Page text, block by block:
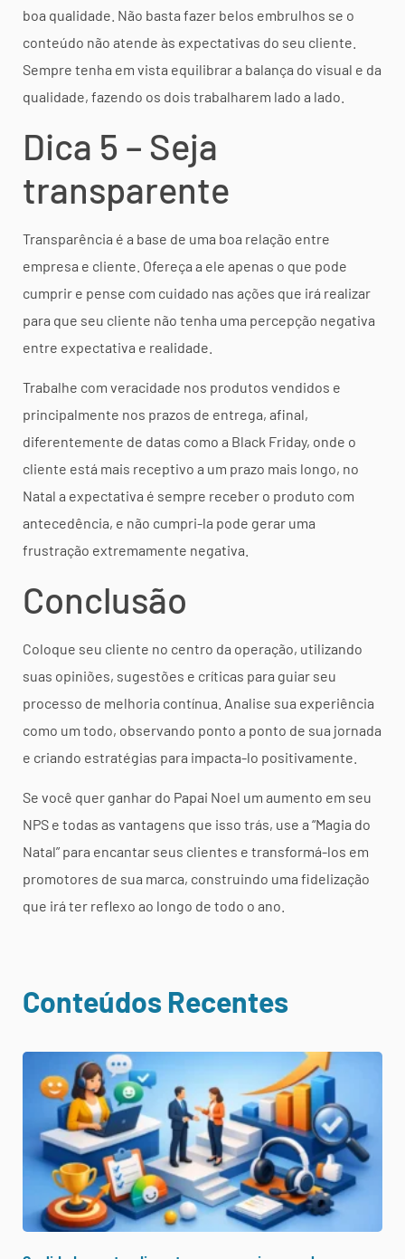
boa qualidade. Não basta fazer belos embrulhos se o
conteúdo não atende às expectativas do seu cliente.
Sempre tenha em vista equilibrar a balança do visual e da
qualidade, fazendo os dois trabalharem lado a lado.
Dica 5 – Seja
transparente
Transparência é a base de uma boa relação entre
empresa e cliente. Ofereça a ele apenas o que pode
cumprir e pense com cuidado nas ações que irá realizar
para que seu cliente não tenha uma percepção negativa
entre expectativa e realidade.
Trabalhe com veracidade nos produtos vendidos e
principalmente nos prazos de entrega, afinal,
diferentemente de datas como a Black Friday, onde o
cliente está mais receptivo a um prazo mais longo, no
Natal a expectativa é sempre receber o produto com
antecedência, e não cumpri-la pode gerar uma
frustração extremamente negativa.
Conclusão
Coloque seu cliente no centro da operação, utilizando
suas opiniões, sugestões e críticas para guiar seu
processo de melhoria contínua. Analise sua experiência
como um todo, observando ponto a ponto de sua jornada
e criando estratégias para impacta-lo positivamente.
Se você quer ganhar do Papai Noel um aumento em seu
NPS e todas as vantagens que isso trás, use a “Magia do
Natal” para encantar seus clientes e transformá-los em
promotores de sua marca, construindo uma fidelização
que irá ter reflexo ao longo de todo o ano.
Conteúdos Recentes